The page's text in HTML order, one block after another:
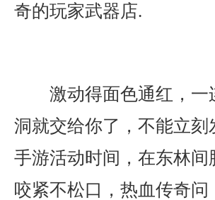
奇的玩家武器店.
激动得面色通红，一
洞就交给你了，不能立
手游活动时间，在东林
咬紧不松口，热血传奇